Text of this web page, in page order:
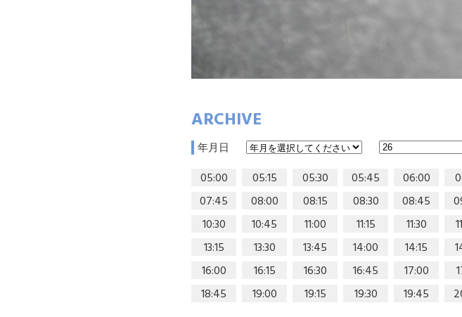
ARCHIVE
年月日
05:00 05:15 05:30 05:45 06:00
07:45
08:00 08:15 08:30 08:45
10:30
10:45 11:00 11:15 11:30
13:15
13:30 13:45 14:00 14:15
16:00
16:15 16:30 16:45 17:00
18:45
19:00 19:15 19:30 19:45